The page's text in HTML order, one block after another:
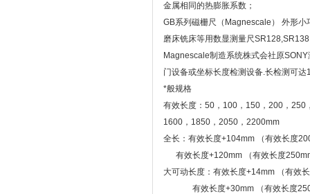
金属相同的热膨胀系数；
GB系列磁栅尺（Magnescale） 外形
磨床铣床等用数显测量尺
Magnescale制造系统株式会社原
门设备或坐标长度检测设备.长检测可
*般规格
有效长度：50，100，150，200，
1600，1850，2050，2200mm
全长：有效长度+104mm （有效长度
有效长度+120mm （有效长度
大可动长度：有效长度+14mm （有效
有效长度+30mm （有效长度